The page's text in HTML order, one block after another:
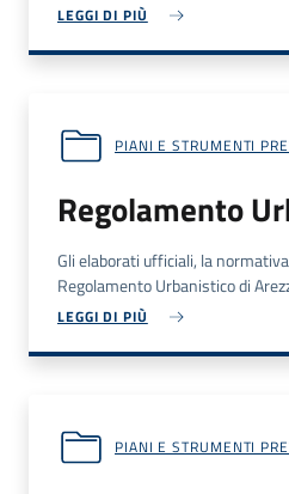
LEGGI DI PIÙ
PIANI E STRUMENTI
Regolamento
Gli elaborati ufficiali, la
Regolamento Urbanistico di
LEGGI DI PIÙ
PIANI E STRUMENTI